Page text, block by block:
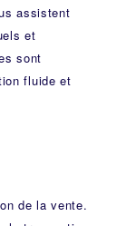
assistent
et
sont
fluide et
de la vente.